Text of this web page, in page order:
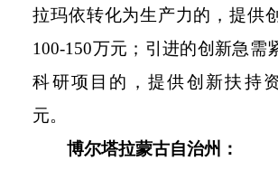
拉玛依转化为生产力的，提供
100-150万元；引进的创新急需
科研项目的，提供创新扶持
元。
博尔塔拉蒙古自治州：